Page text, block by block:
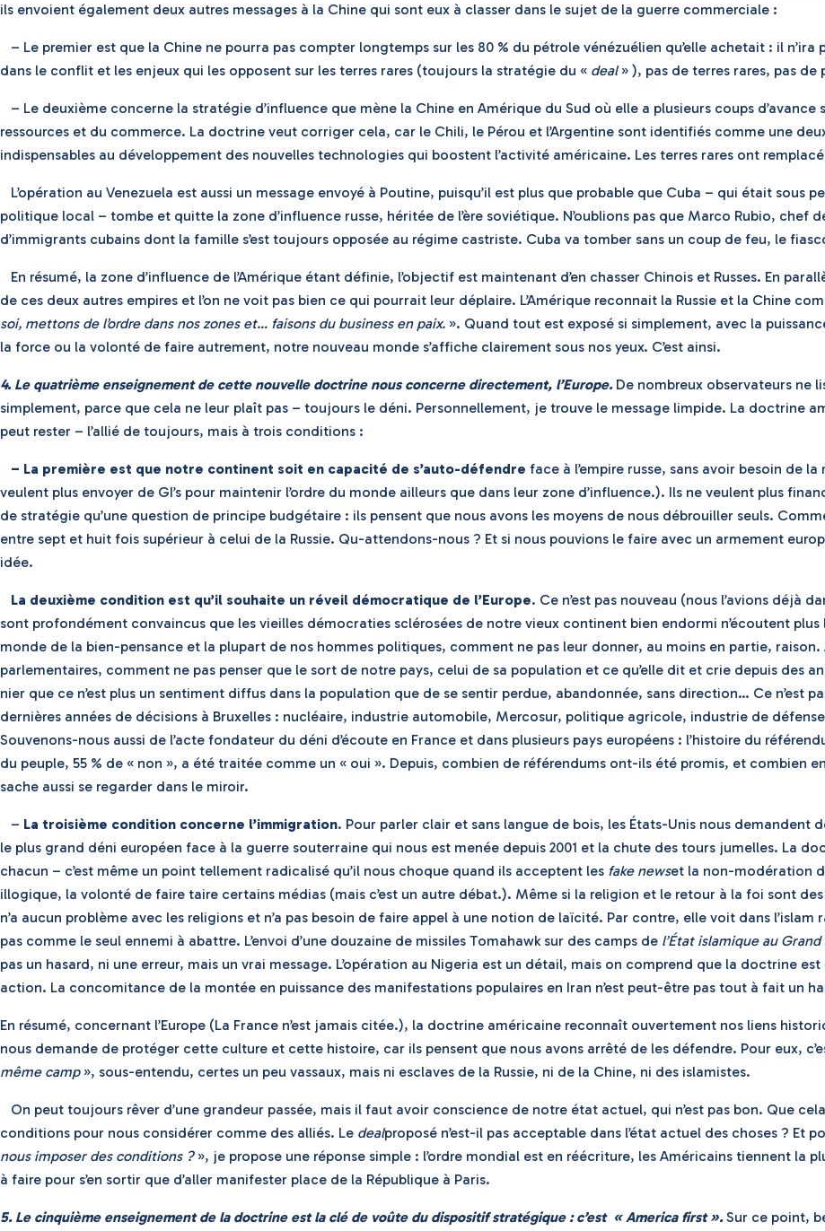
ils envoient également deux autres messages à la Chine qui sont eux à classer dans le sujet de la guerre commerciale :
– Le premier est que la Chine ne pourra pas compter longtemps sur les 80 % du pétrole vénézuélien qu’elle achetait : il n’ira
dans le conflit et les enjeux qui les opposent sur les terres rares (toujours la stratégie du « deal» ), pas de terres rares, pas de
– Le deuxième concerne la stratégie d’influence que mène la Chine en Amérique du Sud où elle a plusieurs coups d’avance
ressources et du commerce. La doctrine veut corriger cela, car le Chili, le Pérou et l’Argentine sont identifiés comme une
indispensables au développement des nouvelles technologies qui boostent l’activité américaine. Les terres rares ont
L’opération au Venezuela est aussi un message envoyé à Poutine, puisqu’il est plus que probable que Cuba – qui était sous
politique local – tombe et quitte la zone d’influence russe, héritée de l’ère soviétique. N’oublions pas que Marco Rubio,
d’immigrants cubains dont la famille s’est toujours opposée au régime castriste. Cuba va tomber sans un coup de feu, le
En résumé, la zone d’influence de l’Amérique étant définie, l’objectif est maintenant d’en chasser Chinois et Russes. En
de ces deux autres empires et l’on ne voit pas bien ce qui pourrait leur déplaire. L’Amérique reconnait la Russie et la Chine
soi, mettons de l’ordre dans nos zones et… faisons du business en paix. ». Quand tout est exposé si simplement, avec la
la force ou la volonté de faire autrement, notre nouveau monde s’affiche clairement sous nos yeux. C’est ainsi.
4. Le quatrième enseignement de cette nouvelle doctrine nous concerne directement, l’Europe.De nombreux observateurs ne
simplement, parce que cela ne leur plaît pas – toujours le déni. Personnellement, je trouve le message limpide. La doctrine
peut rester – l’allié de toujours, mais à trois conditions :
– La première est que notre continent soit en capacité de s’auto-défendre face à l’empire russe, sans avoir besoin de
veulent plus envoyer de GI’s pour maintenir l’ordre du monde ailleurs que dans leur zone d’influence.). Ils ne veulent plus
de stratégie qu’une question de principe budgétaire : ils pensent que nous avons les moyens de nous débrouiller seuls.
entre sept et huit fois supérieur à celui de la Russie. Qu-attendons-nous ? Et si nous pouvions le faire avec un armement
idée.
La deuxième condition est qu’il souhaite un réveil démocratique de l’Europe. Ce n’est pas nouveau (nous l’avions déjà
sont profondément convaincus que les vieilles démocraties sclérosées de notre vieux continent bien endormi n’écoutent
monde de la bien-pensance et la plupart de nos hommes politiques, comment ne pas leur donner, au moins en partie,
parlementaires, comment ne pas penser que le sort de notre pays, celui de sa population et ce qu’elle dit et crie depuis des
nier que ce n’est plus un sentiment diffus dans la population que de se sentir perdue, abandonnée, sans direction… Ce n’est
dernières années de décisions à Bruxelles : nucléaire, industrie automobile, Mercosur, politique agricole, industrie de
Souvenons-nous aussi de l’acte fondateur du déni d’écoute en France et dans plusieurs pays européens : l’histoire du
du peuple, 55 % de « non », a été traitée comme un « oui ». Depuis, combien de référendums ont-ils été promis, et combien
sache aussi se regarder dans le miroir.
– La troisième condition concerne l’immigration. Pour parler clair et sans langue de bois, les États-Unis nous demandent
le plus grand déni européen face à la guerre souterraine qui nous est menée depuis 2001 et la chute des tours jumelles. La
chacun – c’est même un point tellement radicalisé qu’il nous choque quand ils acceptent les fake newset la non-modération
illogique, la volonté de faire taire certains médias (mais c’est un autre débat.). Même si la religion et le retour à la foi sont
n’a aucun problème avec les religions et n’a pas besoin de faire appel à une notion de laïcité. Par contre, elle voit dans
pas comme le seul ennemi à abattre. L’envoi d’une douzaine de missiles Tomahawk sur des camps de l’État islamique au
pas un hasard, ni une erreur, mais un vrai message. L’opération au Nigeria est un détail, mais on comprend que la doctrine
action. La concomitance de la montée en puissance des manifestations populaires en Iran n’est peut-être pas tout à fait un
En résumé, concernant l’Europe (La France n’est jamais citée.), la doctrine américaine reconnaît ouvertement nos liens
nous demande de protéger cette culture et cette histoire, car ils pensent que nous avons arrêté de les défendre. Pour eux,
même camp», sous-entendu, certes un peu vassaux, mais ni esclaves de la Russie, ni de la Chine, ni des islamistes.
On peut toujours rêver d’une grandeur passée, mais il faut avoir conscience de notre état actuel, qui n’est pas bon. Que
conditions pour nous considérer comme des alliés. Le dealproposé n’est-il pas acceptable dans l’état actuel des choses ? Et
nous imposer des conditions ?», je propose une réponse simple : l’ordre mondial est en réécriture, les Américains tiennent la
à faire pour s’en sortir que d’aller manifester place de la République à Paris.
5. Le cinquième enseignement de la doctrine est la clé de voûte du dispositif stratégique : c’est « America first ».Sur ce point,